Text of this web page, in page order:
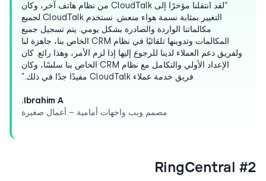
“لقد انتقلنا مؤخرًا إلى CloudTalk من نظام هاتف آخر، وكان
التغيير بمثابة نسمة هواء منعش. نستخدم CloudTalk لجميع
مكالماتنا الواردة والصادرة بشكل يومي. يتم تسجيل جميع
المكالمات وتدوينها تلقائيًا في نظام CRM الخاص بنا، جاهزة لنا
ولفريق دعم العملاء لدينا للرجوع إليها إذا لزم الأمر، وهذا رائع. كان
الإعداد الأولي والتكامل مع نظام CRM الخاص بنا سلسًا، وكان
فريق خدمة عملاء CloudTalk مفيدًا جدًا في ذلك.”
Ibrahim A.
مصمم ويب واجهات أمامية – أعمال صغيرة